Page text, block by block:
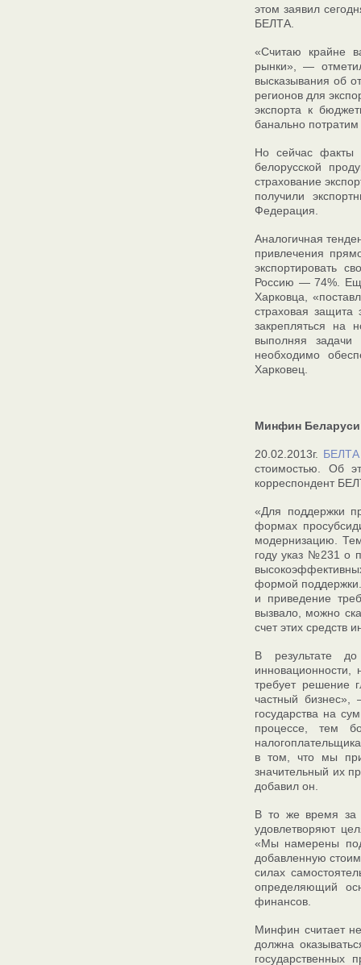
этом заявил
БЕЛТА.
«Считаю крайне
рынки», —
высказывания об
регионов для
экспорта к
банально
Но сейчас факты
белорусской
страхование
получили
Федерация.
Аналогичная
привлечения
экспортировать
Россию — 74%.
Харковца,
страховая защита
закрепляться на
выполняя задачи
необходимо
Харковец.
Минфин Беларуси
20.02.2013г. БЕЛТА
стоимостью. Об
корреспондент
«Для поддержки
формах
модернизацию.
году указ №231 о
формой поддержки.
и приведение
вызвало, можно
счет этих средств
В результате
требует решение
частный бизнес»,
государства на
процессе, тем
в том, что мы
значительный их
добавил он.
В то же время за
удовлетворяют
«Мы намерены
добавленную
силах
определяющий
финансов.
Минфин считает
должна